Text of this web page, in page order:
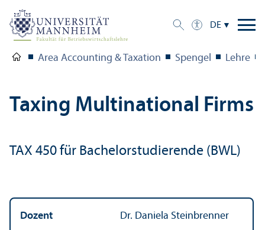
DE
Area Accounting & Taxation Spengel Lehre
Taxing Multinational Firms
TAX 450 für Bachelor­studierende (BWL)
Dozent Dr. Daniela Steinbrenner